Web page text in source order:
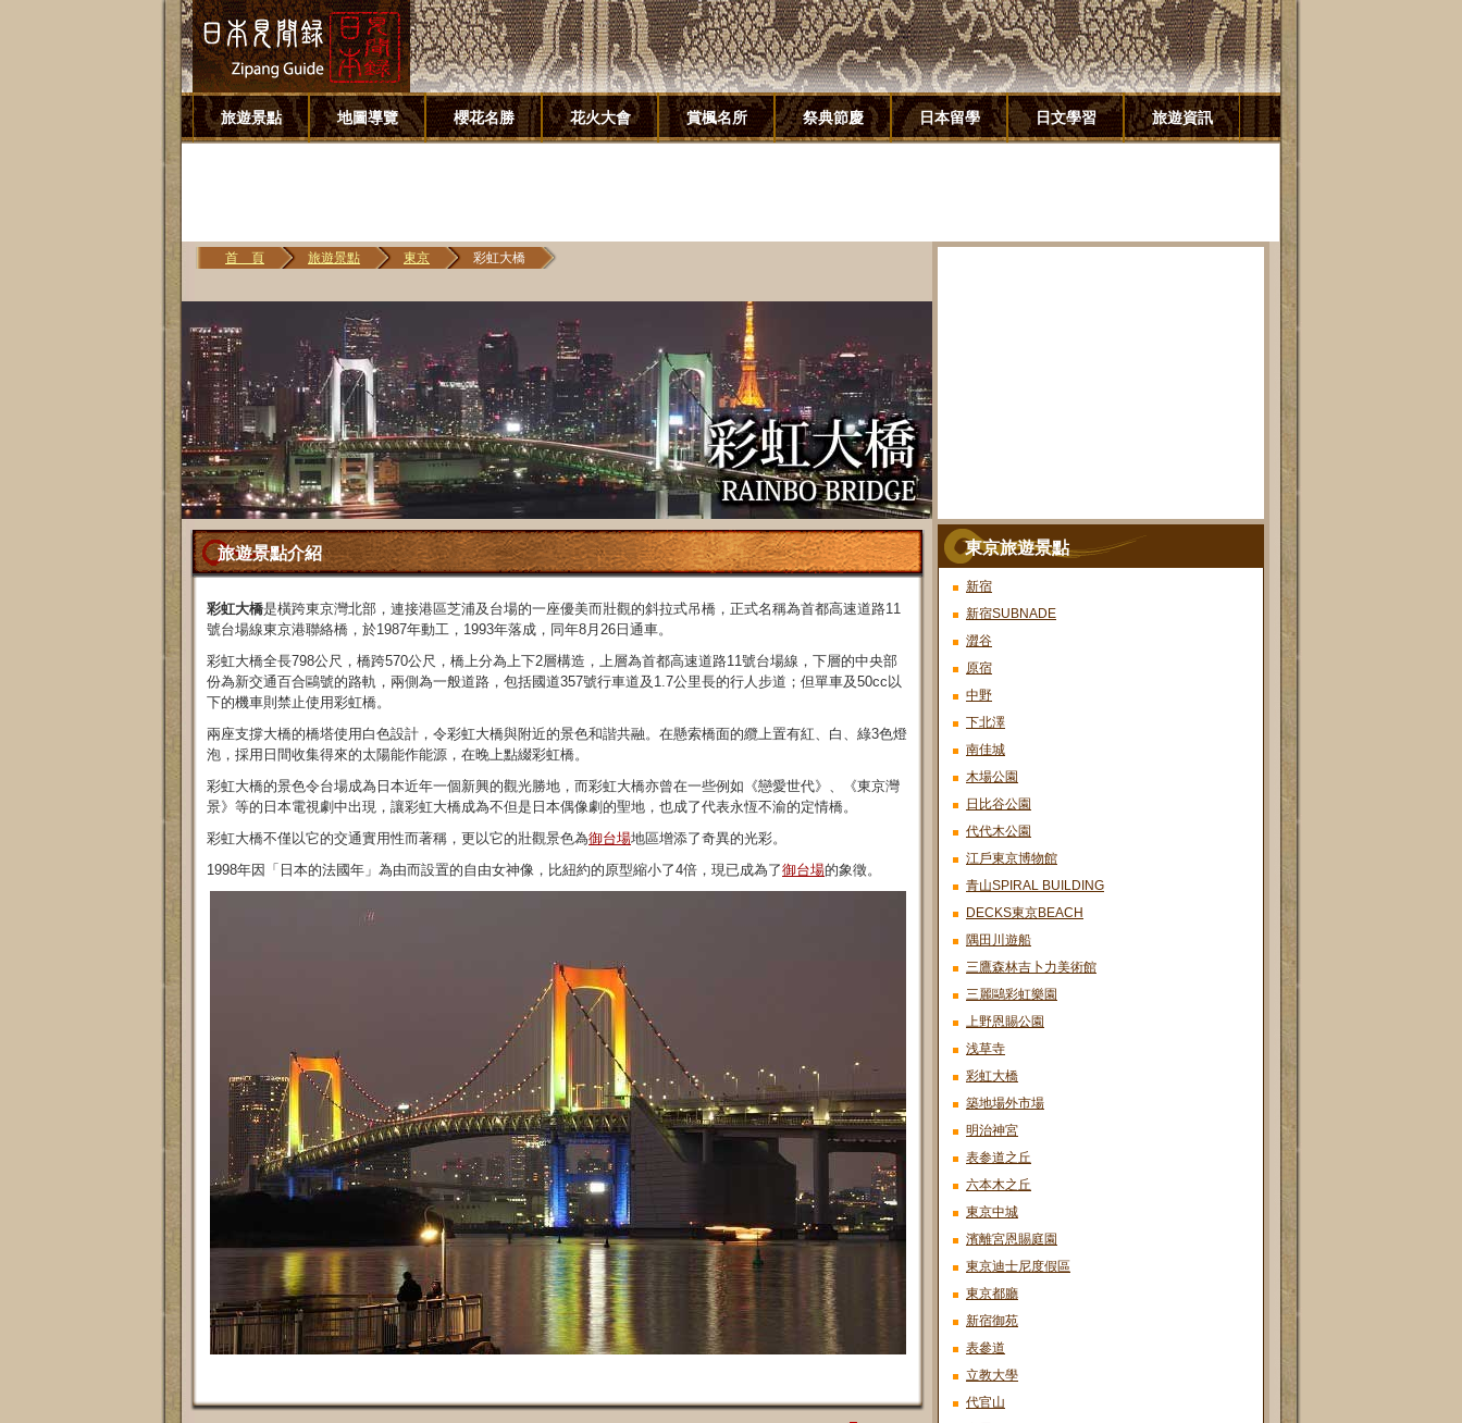
旅遊景點 地圖導覽 櫻花名勝 花火大會 賞楓名所 祭典節慶 日本留學 日文學習 旅遊資訊
首 頁 旅遊景點 東京 彩虹大橋
旅遊景點介紹
彩虹大橋是橫跨東京灣北部，連接港區芝浦及台場的一座優美而壯觀的斜拉式吊橋，正式名稱為首都高速道路11
號台場線東京港聯絡橋，於1987年動工，1993年落成，同年8月26日通車。
彩虹大橋全長798公尺，橋跨570公尺，橋上分為上下2層構造，上層為首都高速道路11號台場線，下層的中央部
份為新交通百合鷗號的路軌，兩側為一般道路，包括國道357號行車道及1.7公里長的行人步道；但單車及50cc以
下的機車則禁止使用彩虹橋。
兩座支撐大橋的橋塔使用白色設計，令彩虹大橋與附近的景色和諧共融。在懸索橋面的纜上置有紅、白、綠3色燈
泡，採用日間收集得來的太陽能作能源，在晚上點綴彩虹橋。
彩虹大橋的景色令台場成為日本近年一個新興的觀光勝地，而彩虹大橋亦曾在一些例如《戀愛世代》、《東京灣
景》等的日本電視劇中出現，讓彩虹大橋成為不但是日本偶像劇的聖地，也成了代表永恆不渝的定情橋。
彩虹大橋不僅以它的交通實用性而著稱，更以它的壯觀景色為御台場地區增添了奇異的光彩。
1998年因「日本的法國年」為由而設置的自由女神像，比紐約的原型縮小了4倍，現已成為了御台場的象徵。
東京旅遊景點
新宿
新宿SUBNADE
澀谷
原宿
中野
下北澤
南佳城
木場公園
日比谷公園
代代木公園
江戶東京博物館
青山SPIRAL BUILDING
DECKS東京BEACH
隅田川遊船
三鷹森林吉卜力美術館
三麗鷗彩虹樂園
上野恩賜公園
浅草寺
彩虹大橋
築地場外市場
明治神宮
表参道之丘
六本木之丘
東京中城
濱離宮恩賜庭園
東京迪士尼度假區
東京都廳
新宿御苑
表參道
立教大學
代官山